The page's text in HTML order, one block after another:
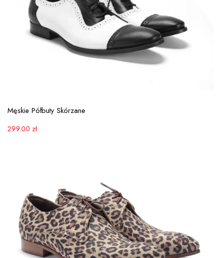
Męskie Półbuty Skórzane
299.00 zł